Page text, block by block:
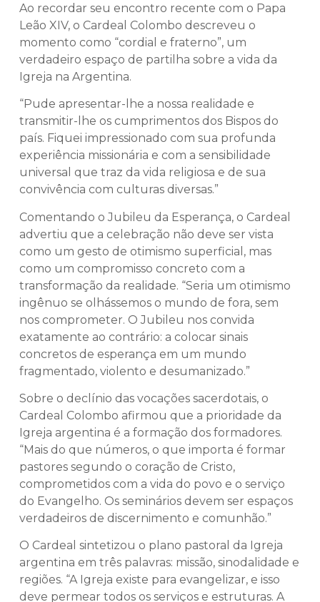
Ao recordar seu encontro recente com o Papa
Leão XIV, o Cardeal Colombo descreveu o
momento como “cordial e fraterno”, um
verdadeiro espaço de partilha sobre a vida da
Igreja na Argentina.
“Pude apresentar-lhe a nossa realidade e
transmitir-lhe os cumprimentos dos Bispos do
país. Fiquei impressionado com sua profunda
experiência missionária e com a sensibilidade
universal que traz da vida religiosa e de sua
convivência com culturas diversas.”
Comentando o Jubileu da Esperança, o Cardeal
advertiu que a celebração não deve ser vista
como um gesto de otimismo superficial, mas
como um compromisso concreto com a
transformação da realidade. “Seria um otimismo
ingênuo se olhássemos o mundo de fora, sem
nos comprometer. O Jubileu nos convida
exatamente ao contrário: a colocar sinais
concretos de esperança em um mundo
fragmentado, violento e desumanizado.”
Sobre o declínio das vocações sacerdotais, o
Cardeal Colombo afirmou que a prioridade da
Igreja argentina é a formação dos formadores.
“Mais do que números, o que importa é formar
pastores segundo o coração de Cristo,
comprometidos com a vida do povo e o serviço
do Evangelho. Os seminários devem ser espaços
verdadeiros de discernimento e comunhão.”
O Cardeal sintetizou o plano pastoral da Igreja
argentina em três palavras: missão, sinodalidade e
regiões. “A Igreja existe para evangelizar, e isso
deve permear todos os serviços e estruturas. A